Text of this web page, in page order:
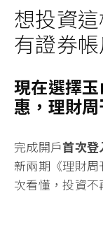
想投資
有證券
現在選擇
惠，理財
完成開戶首次登
新兩期《理財
次看懂，投資不